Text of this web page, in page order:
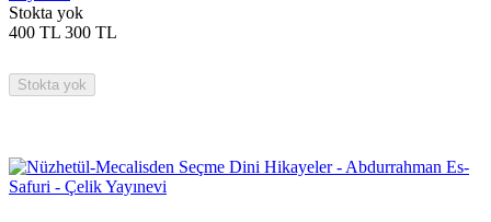
Stokta yok
400 TL 300 TL
Stokta yok